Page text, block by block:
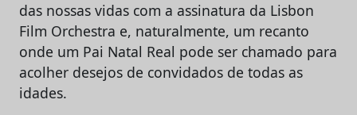
das nossas vidas com a assinatura da Lisbon
Film Orchestra e, naturalmente, um recanto
onde um Pai Natal Real pode ser chamado para
acolher desejos de convidados de todas as
idades.